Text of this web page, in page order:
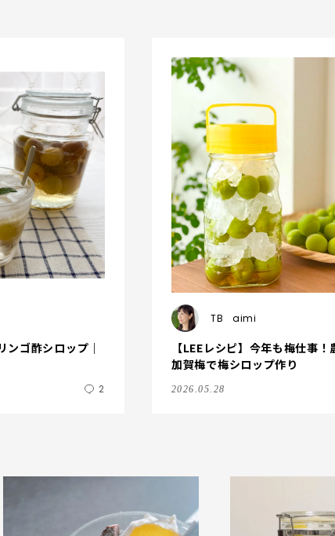
ンゴ酢シロップ｜
2
TB aimi
【LEEレシピ】今年も梅仕事
加賀梅で梅シロップ作り
2026.05.28